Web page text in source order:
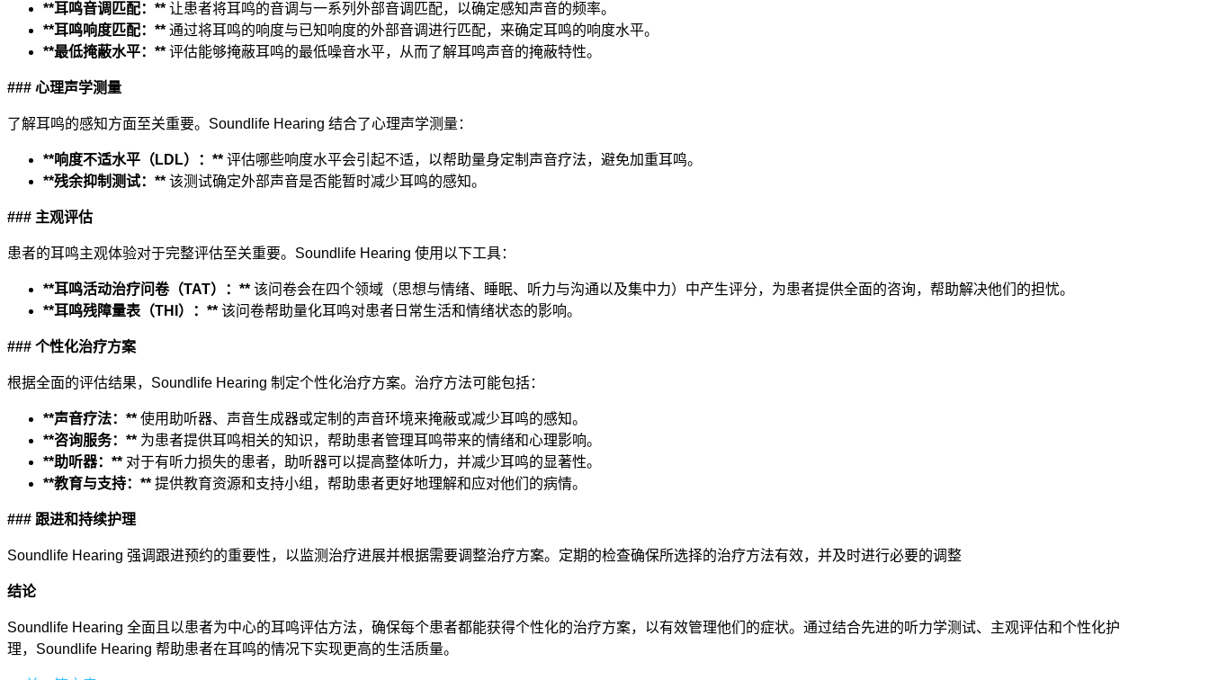
**耳鸣音调匹配：** 让患者将耳鸣的音调与一系列外部音调匹配，以确定感知声音的频率。
**耳鸣响度匹配：** 通过将耳鸣的响度与已知响度的外部音调进行匹配，来确定耳鸣的响度水平。
**最低掩蔽水平：** 评估能够掩蔽耳鸣的最低噪音水平，从而了解耳鸣声音的掩蔽特性。
### 心理声学测量
了解耳鸣的感知方面至关重要。Soundlife Hearing 结合了心理声学测量：
**响度不适水平（LDL）：** 评估哪些响度水平会引起不适，以帮助量身定制声音疗法，避免加重耳鸣。
**残余抑制测试：** 该测试确定外部声音是否能暂时减少耳鸣的感知。
### 主观评估
患者的耳鸣主观体验对于完整评估至关重要。Soundlife Hearing 使用以下工具：
**耳鸣活动治疗问卷（TAT）：** 该问卷会在四个领域（思想与情绪、睡眠、听力与沟通以及集中力）中产生评分，为患者提供全面的咨询，帮助解决他们的担忧。
**耳鸣残障量表（THI）：** 该问卷帮助量化耳鸣对患者日常生活和情绪状态的影响。
### 个性化治疗方案
根据全面的评估结果，Soundlife Hearing 制定个性化治疗方案。治疗方法可能包括：
**声音疗法：** 使用助听器、声音生成器或定制的声音环境来掩蔽或减少耳鸣的感知。
**咨询服务：** 为患者提供耳鸣相关的知识，帮助患者管理耳鸣带来的情绪和心理影响。
**助听器：** 对于有听力损失的患者，助听器可以提高整体听力，并减少耳鸣的显著性。
**教育与支持：** 提供教育资源和支持小组，帮助患者更好地理解和应对他们的病情。
### 跟进和持续护理
Soundlife Hearing 强调跟进预约的重要性，以监测治疗进展并根据需要调整治疗方案。定期的检查确保所选择的治疗方法有效，并及时进行必要的调整
结论
Soundlife Hearing 全面且以患者为中心的耳鸣评估方法，确保每个患者都能获得个性化的治疗方案，以有效管理他们的症状。通过结合先进的听力学测试、主观评估和个性化护
理，Soundlife Hearing 帮助患者在耳鸣的情况下实现更高的生活质量。